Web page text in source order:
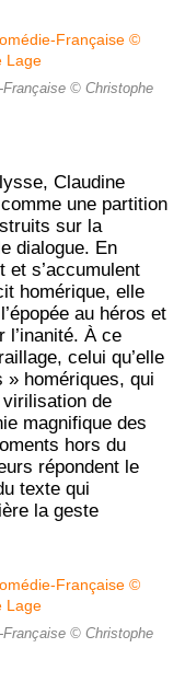
© Christophe
Claudine
une partition
sur la
dialogue. En
et s’accumulent
homérique, elle
au héros et
l’inanité. À ce
celui qu’elle
homériques, qui
de
magnifique des
hors du
répondent le
texte qui
la geste
© Christophe